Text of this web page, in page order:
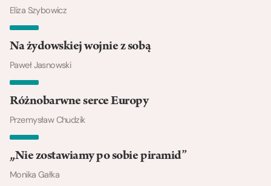
Eliza Szybowicz
Na żydowskiej wojnie z sobą
Paweł Jasnowski
Różnobarwne serce Europy
Przemysław Chudzik
„Nie zostawiamy po sobie piramid”
Monika Gałka